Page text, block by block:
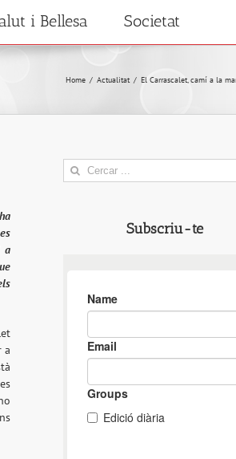
i Bellesa Societat
Home / Actualitat / El Carrascalet, camí a la
a
a
Search
for:
Subscriu-te